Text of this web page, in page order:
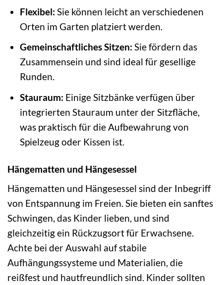
Flexibel: Sie können leicht an verschiedenen
Orten im Garten platziert werden.
Gemeinschaftliches Sitzen: Sie fördern das
Zusammensein und sind ideal für gesellige
Runden.
Stauraum: Einige Sitzbänke verfügen über
integrierten Stauraum unter der Sitzfläche,
was praktisch für die Aufbewahrung von
Spielzeug oder Kissen ist.
Hängematten und Hängesessel
Hängematten und Hängesessel sind der Inbegriff
von Entspannung im Freien. Sie bieten ein sanftes
Schwingen, das Kinder lieben, und sind
gleichzeitig ein Rückzugsort für Erwachsene.
Achte bei der Auswahl auf stabile
Aufhängungssysteme und Materialien, die
reißfest und hautfreundlich sind. Kinder sollten